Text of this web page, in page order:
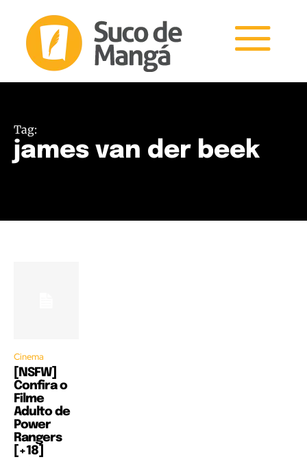
Tag:
james van der beek
Cinema
[NSFW]
Confira o
Filme
Adulto de
Power
Rangers
[+18]